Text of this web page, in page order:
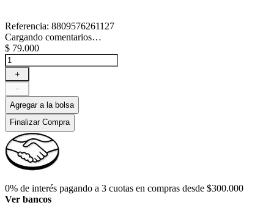
Referencia: 8809576261127
Cargando comentarios…
$ 79.000
＋
－
Agregar a la bolsa
Finalizar Compra
0% de interés pagando a 3 cuotas en compras desde $300.000
Ver bancos